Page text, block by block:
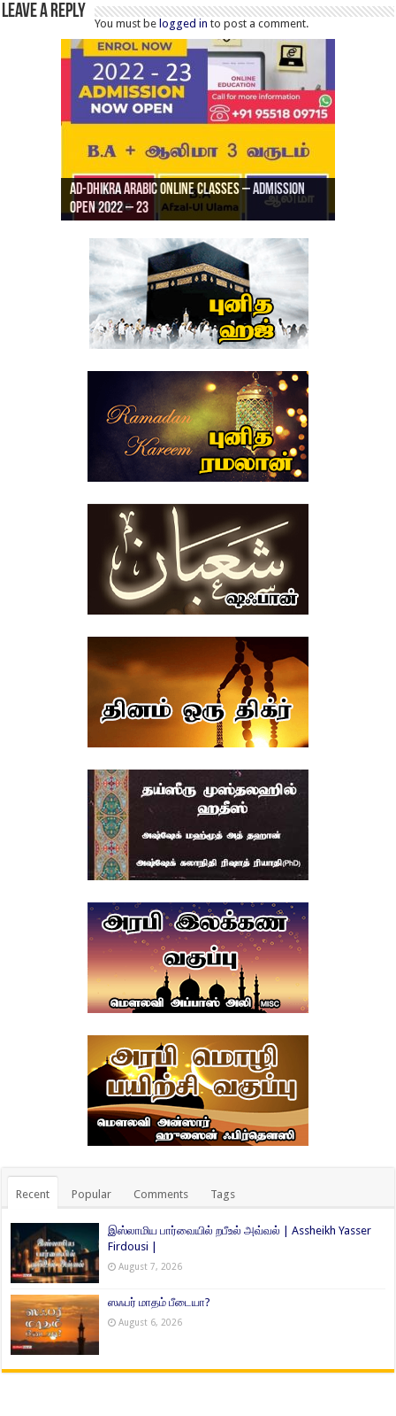
Leave a Reply
You must belogged in to post a comment.
Ad-Dhikra Arabic Online Classes – Admission
Open 2022 – 23
Ad-Dhikra Arabic Online Classes – BA Arabic
AD DHIKRA ARABIC COLLEGE ADMISSION
ரியாத் ஜும்ஆ தமிழாக்கம், Jamia Al Hajiri
Masjid (Kuwait Masjid), Malaz, Riyadh
Recent Popular Comments Tags
இஸ்லாமிய பார்வையில் றபீஉல் அவ்வல் | Assheikh Yasser
Firdousi |
August 7, 2026
ஸஃபர் மாதம் பீடையா?
August 6, 2026